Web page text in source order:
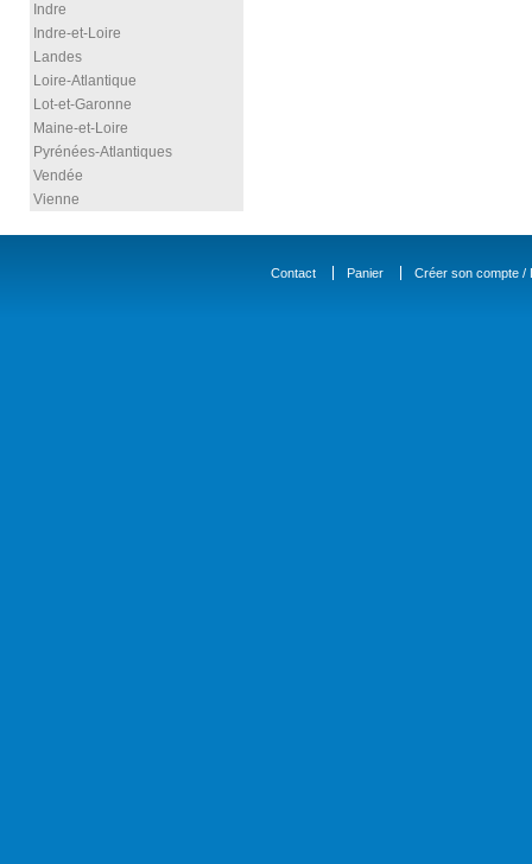
Indre
Indre-et-Loire
Landes
Loire-Atlantique
Lot-et-Garonne
Maine-et-Loire
Pyrénées-Atlantiques
Vendée
Vienne
Contact Panier Créer son compte /